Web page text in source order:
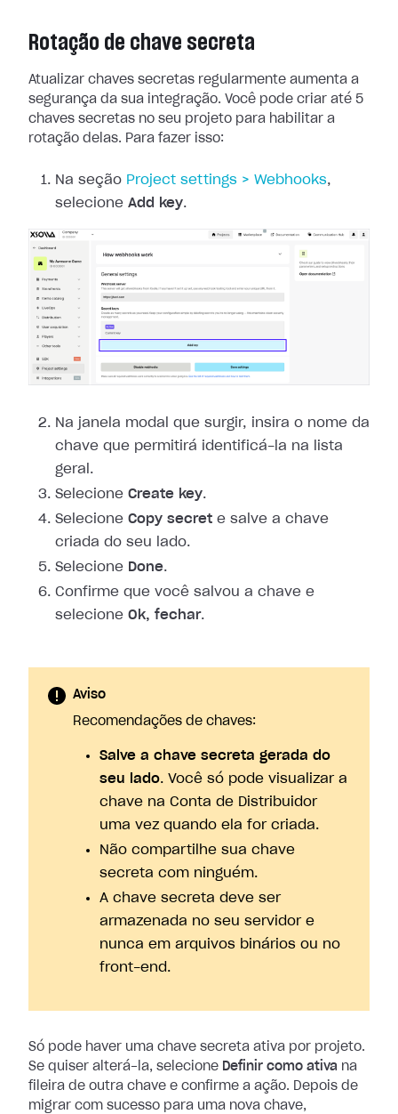
Rotação de chave secreta
Atualizar chaves secretas regularmente aumenta a
segurança da sua integração. Você pode criar até 5
chaves secretas no seu projeto para habilitar a
rotação delas. Para fazer isso:
Na seção Project settings > Webhooks,
selecione Add key.
Na janela modal que surgir, insira o nome da
chave que permitirá identificá-la na lista
geral.
Selecione Create key.
Selecione Copy secret e salve a chave
criada do seu lado.
Selecione Done.
Confirme que você salvou a chave e
selecione Ok, fechar.
Aviso
Recomendações de chaves:
Salve a chave secreta gerada do
seu lado. Você só pode visualizar a
chave na Conta de Distribuidor
uma vez quando ela for criada.
Não compartilhe sua chave
secreta com ninguém.
A chave secreta deve ser
armazenada no seu servidor e
nunca em arquivos binários ou no
front-end.
Só pode haver uma chave secreta ativa por projeto.
Se quiser alterá-la, selecione Definir como ativa na
fileira de outra chave e confirme a ação. Depois de
migrar com sucesso para uma nova chave,